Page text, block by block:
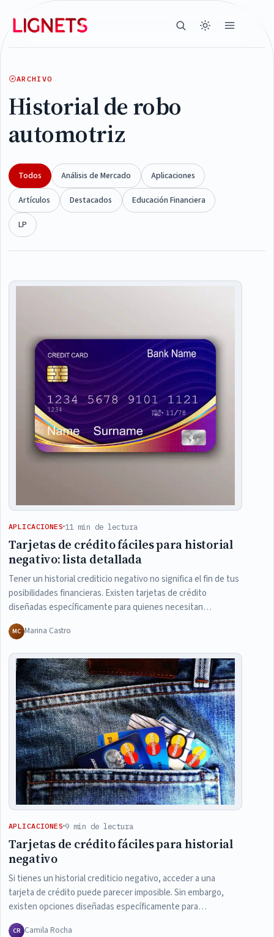
ARCHIVO
Historial de robo
automotriz
Todos Análisis de Mercado
Aplicaciones
Artículos
Destacados
Educación Financiera
LP
Articles
APLICACIONES 11 min de lectura
Tarjetas de crédito fáciles para historial
negativo: lista detallada
Tener un historial crediticio negativo no significa el fin de tus
posibilidades financieras. Existen tarjetas de crédito
diseñadas específicamente para quienes necesitan…
MC Marina Castro
APLICACIONES 9 min de lectura
Tarjetas de crédito fáciles para historial
negativo
Si tienes un historial crediticio negativo, acceder a una
tarjeta de crédito puede parecer imposible. Sin embargo,
existen opciones diseñadas específicamente para…
CR Camila Rocha